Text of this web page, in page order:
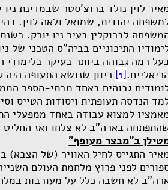
התיכוניים בביה"ס הטכני של
רמה גבוהה ביותר בעיקר בלימודי
[1] כיוון שנושא התעופה היה
גבוהים באחד מבתי-הספר
הנדסה תעופתית ויסודות הטייס
למצוא עבודה באחד ממפעלי
בארה"ב לא צלחו ואז החליט
ב"מבצר מעופף"
לפני פרוץ מלחמת העולם
לא חשבה כלל על מעורבות